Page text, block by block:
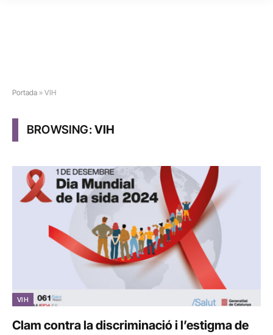
Portada » VIH
BROWSING:VIH
VIH
Clam contra la discriminació i l’estigma de